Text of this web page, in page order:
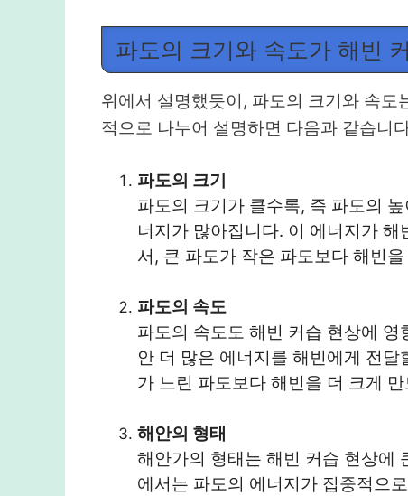
파도의 크기와 속도가 해빈
위에서 설명했듯이, 파도의 크기와 속
적으로 나누어 설명하면 다음과 같습니
파도의 크기
파도의 크기가 클수록, 즉 파도의
너지가 많아집니다. 이 에너지가
서, 큰 파도가 작은 파도보다 해빈
파도의 속도
파도의 속도도 해빈 커습 현상에
안 더 많은 에너지를 해빈에게 전
가 느린 파도보다 해빈을 더 크게
해안의 형태
해안가의 형태는 해빈 커습 현상에
에서는 파도의 에너지가 집중적으